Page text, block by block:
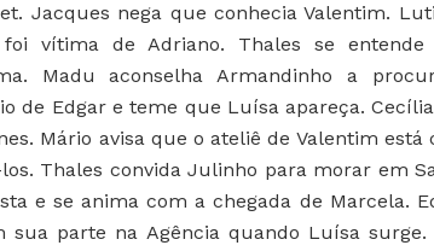
Jacques nega que conhecia Valentim.
vítima de Adriano. Thales se
Madu aconselha Armandinho a
de Edgar e teme que Luísa apareça.
Mário avisa que o ateliê de Valentim
Thales convida Julinho para morar em
e se anima com a chegada de Marcela.
sua parte na Agência quando Luísa